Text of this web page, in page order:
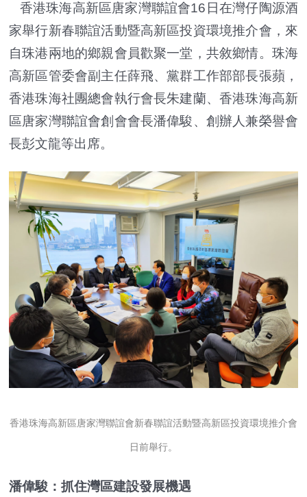
香港珠海高新區唐家灣聯誼會16日在灣仔陶源酒
家舉行新春聯誼活動暨高新區投資環境推介會，來
自珠港兩地的鄉親會員歡聚一堂，共敘鄉情。珠海
高新區管委會副主任薛飛、黨群工作部部長張蘋，
香港珠海社團總會執行會長朱建蘭、香港珠海高新
區唐家灣聯誼會創會會長潘偉駿、創辦人兼榮譽會
長彭文龍等出席。
香港珠海高新區唐家灣聯誼會新春聯誼活動暨高新區投資環境推介會
日前舉行。
潘偉駿：抓住灣區建設發展機遇